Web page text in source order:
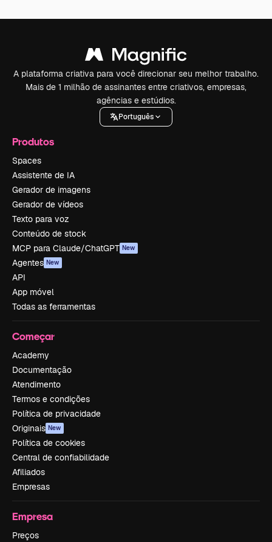
A plataforma criativa para você direcionar seu melhor trabalho.
Mais de 1 milhão de assinantes entre criativos, empresas,
agências e estúdios.
Português
Produtos
Spaces
Assistente de IA
Gerador de imagens
Gerador de vídeos
Texto para voz
Conteúdo de stock
MCP para Claude/ChatGPT New
Agentes New
API
App móvel
Todas as ferramentas
Começar
Academy
Documentação
Atendimento
Termos e condições
Política de privacidade
Originais New
Política de cookies
Central de confiabilidade
Afiliados
Empresas
Empresa
Preços